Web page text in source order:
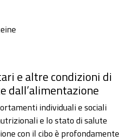
e altre condizioni di
dall’alimentazione
individuali e sociali
e lo stato di salute
con il cibo è profondamente